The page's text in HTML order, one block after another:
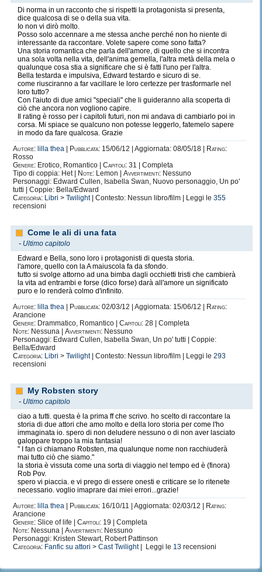
Di norma in un racconto che si rispetti la protagonista si presenta,
dice qualcosa di se o della sua vita.
Io non vi dirò molto.
Posso solo accennare a me stessa anche perché non ho niente di
interessante da raccontare. Volete sapere come sono fatta?
Una storia romantica che parla dell'amore, di quello che si incontra
una sola volta nella vita, dell'anima gemella, l'altra metà della mela o
qualunque cosa stia a significare che si è fatti l'uno per l'altra.
Bella testarda e impulsiva, Edward testardo e sicuro di se.
come riusciranno a far vacillare le loro certezze per trasformarle nel
loro tutto?
Con l'aiuto di due amici "speciali" che li guideranno alla scoperta di
ciò che ancora non vogliono capire.
Il rating è rosso per i capitoli futuri, non mi andava di cambiarlo poi in
corsa. Mi spiace se qualcuno non potesse leggerlo, fatemelo sapere
in modo da fare qualcosa. Grazie
Autore: lilla thea Pubblicata: 15/06/12 | Aggiornata: 08/05/18 |
Rating:
Rosso
Genere: Erotico, Romantico | Capitoli: 31 | Completa
Tipo di coppia: Het |
Note: Lemon | Avvertimenti: Nessuno
Personaggi: Edward Cullen, Isabella Swan, Nuovo personaggio, Un po'
tutti | Coppie: Bella/Edward
Categoria: Libri > Twilight| Contesto: Nessun libro/film | Leggi le 355
recensioni
Come le ali di una fata
- Ultimo capitolo
Edward e Bella, sono loro i protagonisti di questa storia.
l'amore, quello con la A maiuscola fa da sfondo.
tutto si svolge attorno ad una bimba dagli occhietti tristi che cambierà
la vita ad entrambi e forse (dico forse) darà all'amore un significato
puro e lo renderà colmo d'infinito.
Autore: lilla thea Pubblicata: 02/03/12 | Aggiornata: 15/06/12 |
Rating:
Arancione
Genere: Drammatico, Romantico | Capitoli: 28 | Completa
Note: Nessuna | Avvertimenti: Nessuno
Personaggi: Edward Cullen, Isabella Swan, Un po' tutti | Coppie:
Bella/Edward
Categoria: Libri > Twilight| Contesto: Nessun libro/film | Leggi le 293
recensioni
My Robsten story
- Ultimo capitolo
ciao a tutti. questa è la prima ff che scrivo. ho scelto di raccontare la
storia di due attori che amo molto e della loro storia per come l'ho
immaginata io. spero di non deludere nessuno o di non aver lasciato
galoppare troppo la mia fantasia!
" I fan ci chiamano Robsten, ma qualunque nome non racchiuderà
mai tutto ciò che siamo."
la storia è vissuta come una sorta di viaggio nel tempo ed è (finora)
Rob Pov.
spero vi piaccia. e vi prego di essere onesti e criticare se lo ritenete
necessario. voglio imaprare dai miei errori...grazie!
Autore: lilla thea Pubblicata: 16/10/11 | Aggiornata: 02/03/12 |
Rating:
Arancione
Genere: Slice of life | Capitoli: 19 | Completa
Note: Nessuna | Avvertimenti: Nessuno
Personaggi: Kristen Stewart, Robert Pattinson
Categoria: Fanfic su attori > Cast Twilight| Leggi le 13 recensioni